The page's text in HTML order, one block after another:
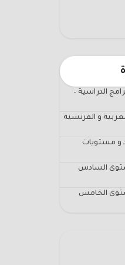
الدراسية –
و الفرنسية
و مستويات
السادس
الخامس